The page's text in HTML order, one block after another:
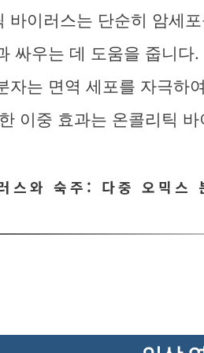
바이러스는 단순히 암세
싸우는 데 도움을 줍니
자는 면역 세포를 자극하
이중 효과는 온콜리틱
스와 숙주: 다중 오믹스